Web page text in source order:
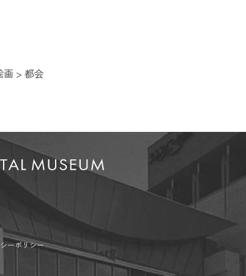
画 > 都会
ーポリシー